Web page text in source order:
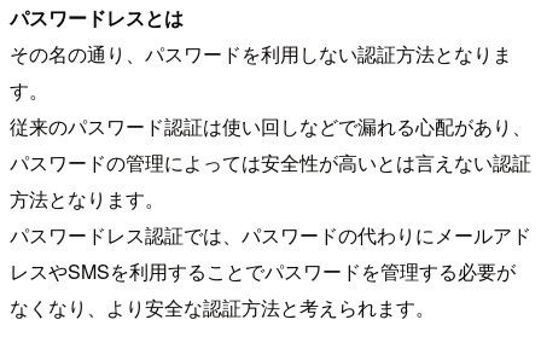
パスワードレスとは
その名の通り、パスワードを利用しない認証方法となりま
す。
従来のパスワード認証は使い回しなどで漏れる心配があり、
パスワードの管理によっては安全性が高いとは言えない認証
方法となります。
パスワードレス認証では、パスワードの代わりにメールアド
レスやSMSを利用することでパスワードを管理する必要が
なくなり、より安全な認証方法と考えられます。